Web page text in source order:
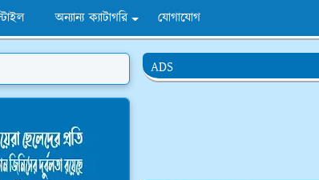
অন্যান্য ক্যাটাগরি যোগাযোগ
ADS